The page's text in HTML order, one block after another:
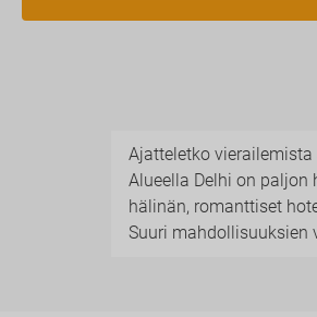
Ajatteletko vierailemista
Alueella Delhi on
hälinän, romanttiset
Suuri mahdollisuuksien